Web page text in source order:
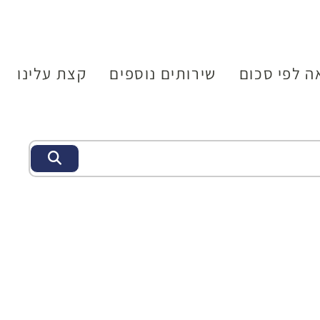
לפי סכום שירותים נוספים קצת עלינו